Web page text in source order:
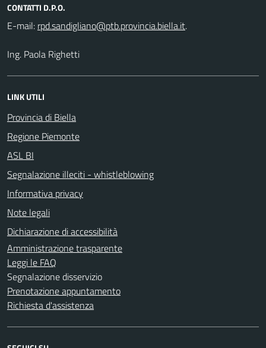
CONTATTI D.P.O.
E-mail:
.
Ing. Paola Righetti
LINK UTILI
Provincia di Biella
Regione Piemonte
ASL BI
Segnalazione illeciti - whistleblowing
Informativa privacy
Note legali
Dichiarazione di accessibilità
Amministrazione trasparente
Leggi le FAQ
Segnalazione disservizio
Prenotazione appuntamento
Richiesta d'assistenza